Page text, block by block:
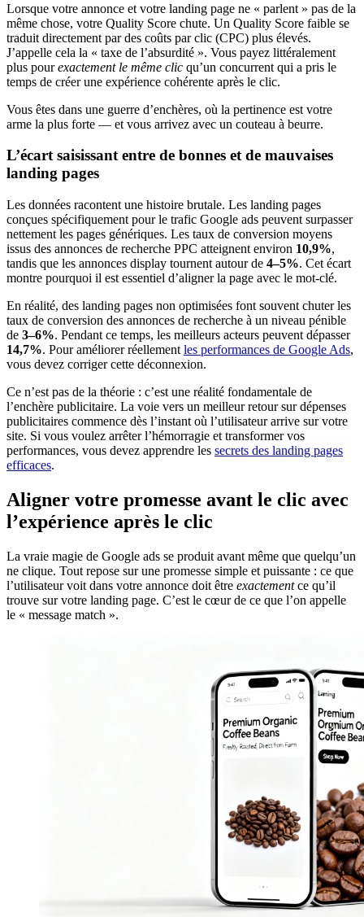
Lorsque votre annonce et votre landing page ne « parlent » pas de la
même chose, votre Quality Score chute. Un Quality Score faible se
traduit directement par des coûts par clic (CPC) plus élevés.
J’appelle cela la « taxe de l’absurdité ». Vous payez littéralement
plus pourexactement le même clic qu’un concurrent qui a pris le
temps de créer une expérience cohérente après le clic.
Vous êtes dans une guerre d’enchères, où la pertinence est votre
arme la plus forte — et vous arrivez avec un couteau à beurre.
L’écart saisissant entre de bonnes et de mauvaises
landing pages
Les données racontent une histoire brutale. Les landing pages
conçues spécifiquement pour le trafic Google ads peuvent surpasser
nettement les pages génériques. Les taux de conversion moyens
issus des annonces de recherche PPC atteignent environ 10,9%,
tandis que les annonces display tournent autour de 4–5%. Cet écart
montre pourquoi il est essentiel d’aligner la page avec le mot-clé.
En réalité, des landing pages non optimisées font souvent chuter les
taux de conversion des annonces de recherche à un niveau pénible
de 3–6%. Pendant ce temps, les meilleurs acteurs peuvent dépasser
14,7%. Pour améliorer réellement les performances de Google Ads,
vous devez corriger cette déconnexion.
Ce n’est pas de la théorie : c’est une réalité fondamentale de
l’enchère publicitaire. La voie vers un meilleur retour sur dépenses
publicitaires commence dès l’instant où l’utilisateur arrive sur votre
site. Si vous voulez arrêter l’hémorragie et transformer vos
performances, vous devez apprendre les secrets des landing pages
efficaces.
Aligner votre promesse avant le clic avec
l’expérience après le clic
La vraie magie de Google ads se produit avant même que quelqu’un
ne clique. Tout repose sur une promesse simple et puissante : ce que
l’utilisateur voit dans votre annonce doit être exactementce qu’il
trouve sur votre landing page. C’est le cœur de ce que l’on appelle
le « message match ».